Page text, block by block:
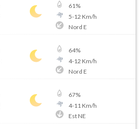
61%
5-12 Km/h
Nord E
64%
4-12 Km/h
Nord E
67%
4-11 Km/h
Est NE